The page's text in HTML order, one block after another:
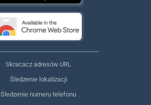
Skracacz adresów URL
Śledzenie lokalizacji
Śledzenie numeru telefonu